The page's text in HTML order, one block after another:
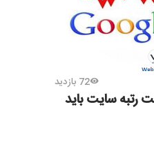
72 بازدید
رتبه سایت باید